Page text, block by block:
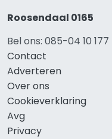
Roosendaal 0165
Bel ons: 085-04 10 177
Contact
Adverteren
Over ons
Cookieverklaring
Avg
Privacy